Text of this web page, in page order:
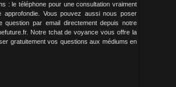
: le téléphone pour une consultation vraiment
approfondie. Vous pouvez aussi nous poser
question par email directement depuis notre
Notre tchat de voyance vous offre la
gratuitement vos questions aux médiums en